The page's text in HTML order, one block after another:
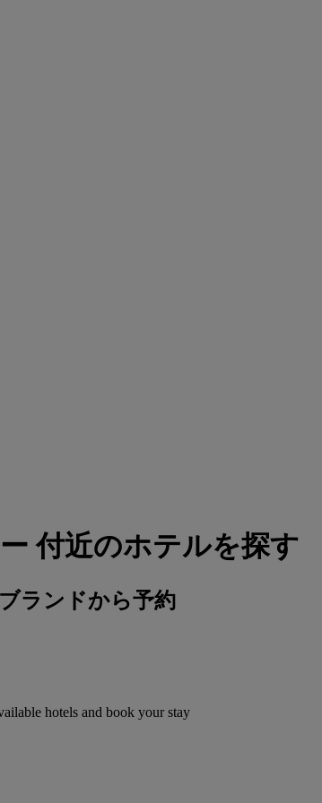
付近のホテルを探す
ランドから予約
hotels and book your stay